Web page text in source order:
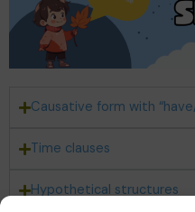
Causative form with
Time clauses
Hypothetical structures